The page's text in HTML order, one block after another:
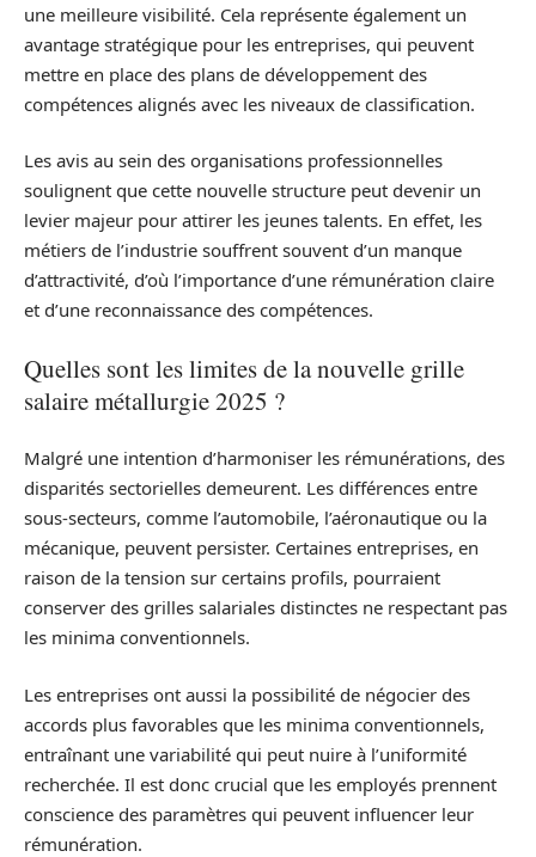
une meilleure visibilité. Cela représente également un
avantage stratégique pour les entreprises, qui peuvent
mettre en place des plans de développement des
compétences alignés avec les niveaux de classification.
Les avis au sein des organisations professionnelles
soulignent que cette nouvelle structure peut devenir un
levier majeur pour attirer les jeunes talents. En effet, les
métiers de l’industrie souffrent souvent d’un manque
d’attractivité, d’où l’importance d’une rémunération claire
et d’une reconnaissance des compétences.
Quelles sont les limites de la nouvelle grille
salaire métallurgie 2025 ?
Malgré une intention d’harmoniser les rémunérations, des
disparités sectorielles demeurent. Les différences entre
sous-secteurs, comme l’automobile, l’aéronautique ou la
mécanique, peuvent persister. Certaines entreprises, en
raison de la tension sur certains profils, pourraient
conserver des grilles salariales distinctes ne respectant pas
les minima conventionnels.
Les entreprises ont aussi la possibilité de négocier des
accords plus favorables que les minima conventionnels,
entraînant une variabilité qui peut nuire à l’uniformité
recherchée. Il est donc crucial que les employés prennent
conscience des paramètres qui peuvent influencer leur
rémunération.